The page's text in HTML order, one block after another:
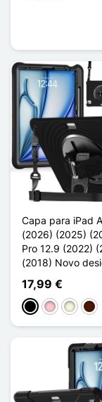
Capa para iPad
(2026) (2025)
Pro 12.9 (2022)
(2018) Novo
17,99 €
PretoRosaBege